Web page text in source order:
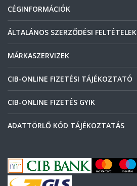
CÉGINFORMÁCIÓK
ÁLTALÁNOS SZERZŐDÉSI FELTÉTELEK
MÁRKASZERVIZEK
CIB-ONLINE FIZETÉSI TÁJÉKOZTATÓ
CIB-ONLINE FIZETÉS GYIK
ADATTÖRLŐ KÓD TÁJÉKOZTATÁS